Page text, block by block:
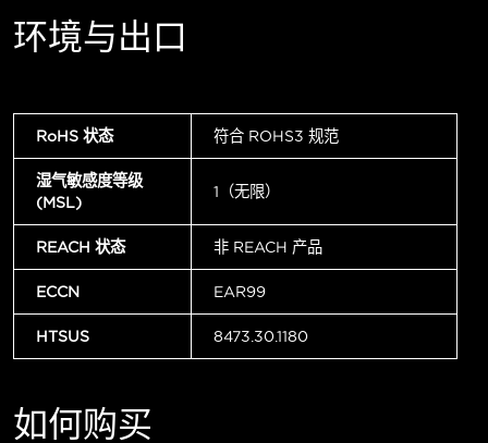
环境与出口
RoHS 状态 符合 ROHS3 规范
湿气敏感度等级
(MSL)
1（无限）
REACH 状态 非 REACH 产品
ECCN EAR99
HTSUS 8473.30.1180
如何购买